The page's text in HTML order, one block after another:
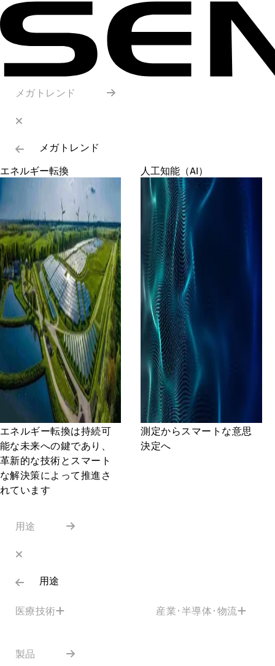
メガトレンド
メガトレンド
エネルギー転換
エネルギー転換は持続可
能な未来への鍵であり、
革新的な技術とスマート
な解決策によって推進さ
れています
人工知能（AI）
測定からスマートな意思
決定へ
用途
用途
医療技術 産業･半導体･物流
製品